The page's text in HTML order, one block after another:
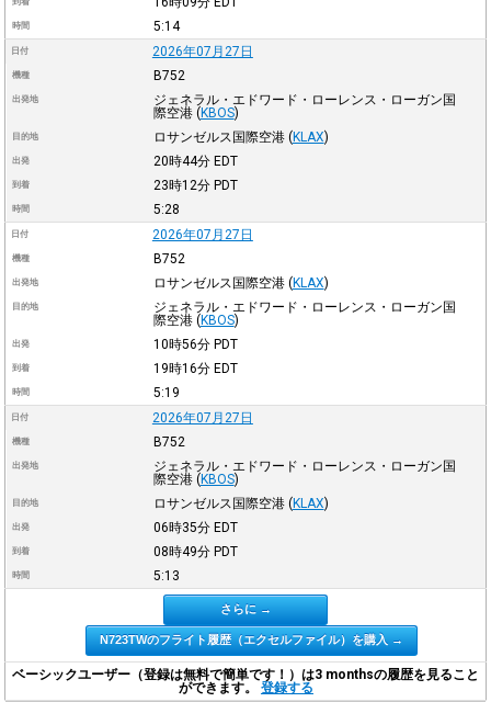
時間 5:14
日付 2026年07月27日
機種 B752
出発地
ジェネラル・エドワード・ローレンス・ローガン国
際空港 (KBOS)
目的地 ロサンゼルス国際空港 (KLAX)
出発 20時44分 EDT
到着 23時12分 PDT
時間 5:28
日付 2026年07月27日
機種 B752
出発地 ロサンゼルス国際空港 (KLAX)
目的地
ジェネラル・エドワード・ローレンス・ローガン国
際空港 (KBOS)
出発 10時56分 PDT
到着 19時16分 EDT
時間 5:19
日付 2026年07月27日
機種 B752
出発地
ジェネラル・エドワード・ローレンス・ローガン国
際空港 (KBOS)
目的地 ロサンゼルス国際空港 (KLAX)
出発 06時35分 EDT
到着 08時49分 PDT
時間 5:13
さらに →
N723TWのフライト履歴（エクセルファイル）を購入 →
ベーシックユーザー（登録は無料で簡単です！）は3 monthsの履歴を見ること
ができます。 登録する